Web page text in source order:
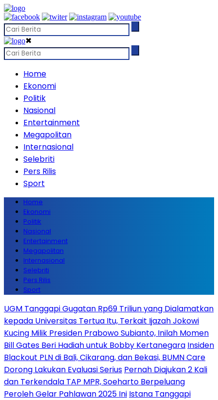
✖
Home
Ekonomi
Politik
Nasional
Entertainment
Megapolitan
Internasional
Selebriti
Pers Rilis
Sport
Home
Ekonomi
Politik
Nasional
Entertainment
Megapolitan
Internasional
Selebriti
Pers Rilis
Sport
UGM Tanggapi Gugatan Rp69 Triliun yang Dialamatkan
kepada Universitas Tertua Itu, Terkait Ijazah Jokowi
Kucing Milik Presiden Prabowo Subianto, Inilah Momen
Bill Gates Beri Hadiah untuk Bobby Kertanegara Insiden
Blackout PLN di Bali, Cikarang, dan Bekasi, BUMN Care
Dorong Lakukan Evaluasi Serius Pernah Diajukan 2 Kali
dan Terkendala TAP MPR, Soeharto Berpeluang
Peroleh Gelar Pahlawan 2025 Ini Istana Tanggapi